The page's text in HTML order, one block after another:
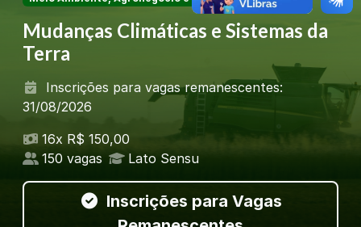
Mudanças Climáticas e Sistemas da
Terra
Inscrições para vagas remanescentes:
31/08/2026
16x R$ 150,00
150 vagas
Lato Sensu
Inscrições para Vagas